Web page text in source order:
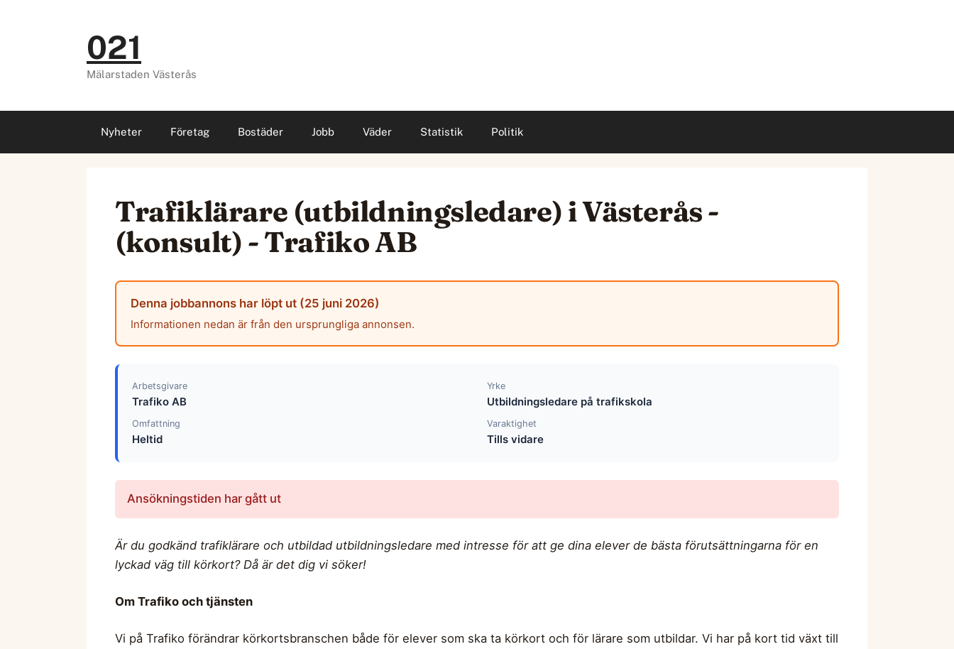
021
Mälarstaden Västerås
Nyheter Företag Bostäder Jobb Väder Statistik Politik
Trafiklärare (utbildningsledare) i Västerås -
(konsult) - Trafiko AB
Denna jobbannons har löpt ut (25 juni 2026)
Informationen nedan är från den ursprungliga annonsen.
Arbetsgivare
Trafiko AB
Yrke
Utbildningsledare på trafikskola
Omfattning
Heltid
Varaktighet
Tills vidare
Ansökningstiden har gått ut
Är du godkänd trafiklärare och utbildad utbildningsledare med intresse för att ge dina elever de bästa förutsättningarna för en
lyckad väg till körkort? Då är det dig vi söker!
Om Trafiko och tjänsten
Vi på Trafiko förändrar körkortsbranschen både för elever som ska ta körkort och för lärare som utbildar. Vi har på kort tid växt till